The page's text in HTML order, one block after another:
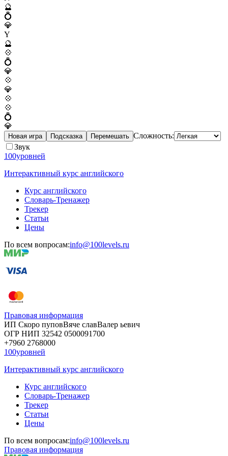
🔮
💍
💎
Y
🔮
💠
💍
💎
💠
💎
💠
💠
💍
💎
Новая игра Подсказка Перемешать Сложность:
Звук
100уровней
Интерактивный курс английского
Курс английского
Словарь-Тренажер
Трекер
Статьи
Цены
По всем вопросам:info@100levels.ru
Правовая информация
ИП Скоро пуповВяче славВалер ьевич
ОГР НИП 32542 0500091700
+7960 2768000
100уровней
Интерактивный курс английского
Курс английского
Словарь-Тренажер
Трекер
Статьи
Цены
По всем вопросам:info@100levels.ru
Правовая информация